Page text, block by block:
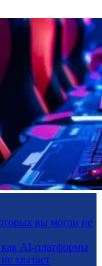
вы могли не
как AI-платформы
хватает